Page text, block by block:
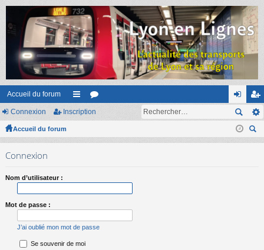
Accueil du forum
ac
s
or on
ne
ns
cri
Connexion Inscription
Accueil du forum
ec
Connexion
Nom d’utilisateur :
Mot de passe :
J’ai oublié mon mot de passe
Se souvenir de moi